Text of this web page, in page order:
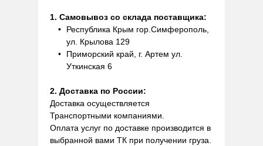
1. Самовывоз со склада поставщика:
Республика Крым гор.Симферополь,
ул. Крылова 129
Приморский край, г. Артем ул.
Уткинская 6
2. Доставка по России:
Доставка осуществляется
Транспортными компаниями.
Оплата услуг по доставке производится в
выбранной вами ТК при получении груза.